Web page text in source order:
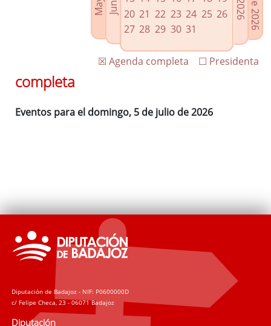
Agenda de Presidencia
Plenos provinciales y Juntas de gobierno
Oficina de Proyectos Europeos
20 21 22 23 24 25 26
27 28 29 30 31
☐ Presidenta
☒ Agenda completa
completa
Eventos para el domingo, 5 de julio de 2026
Diputación de Badajoz - NIF: P0600000D
c/ Felipe Checa, 23 - 06071 Badajoz
Diputación